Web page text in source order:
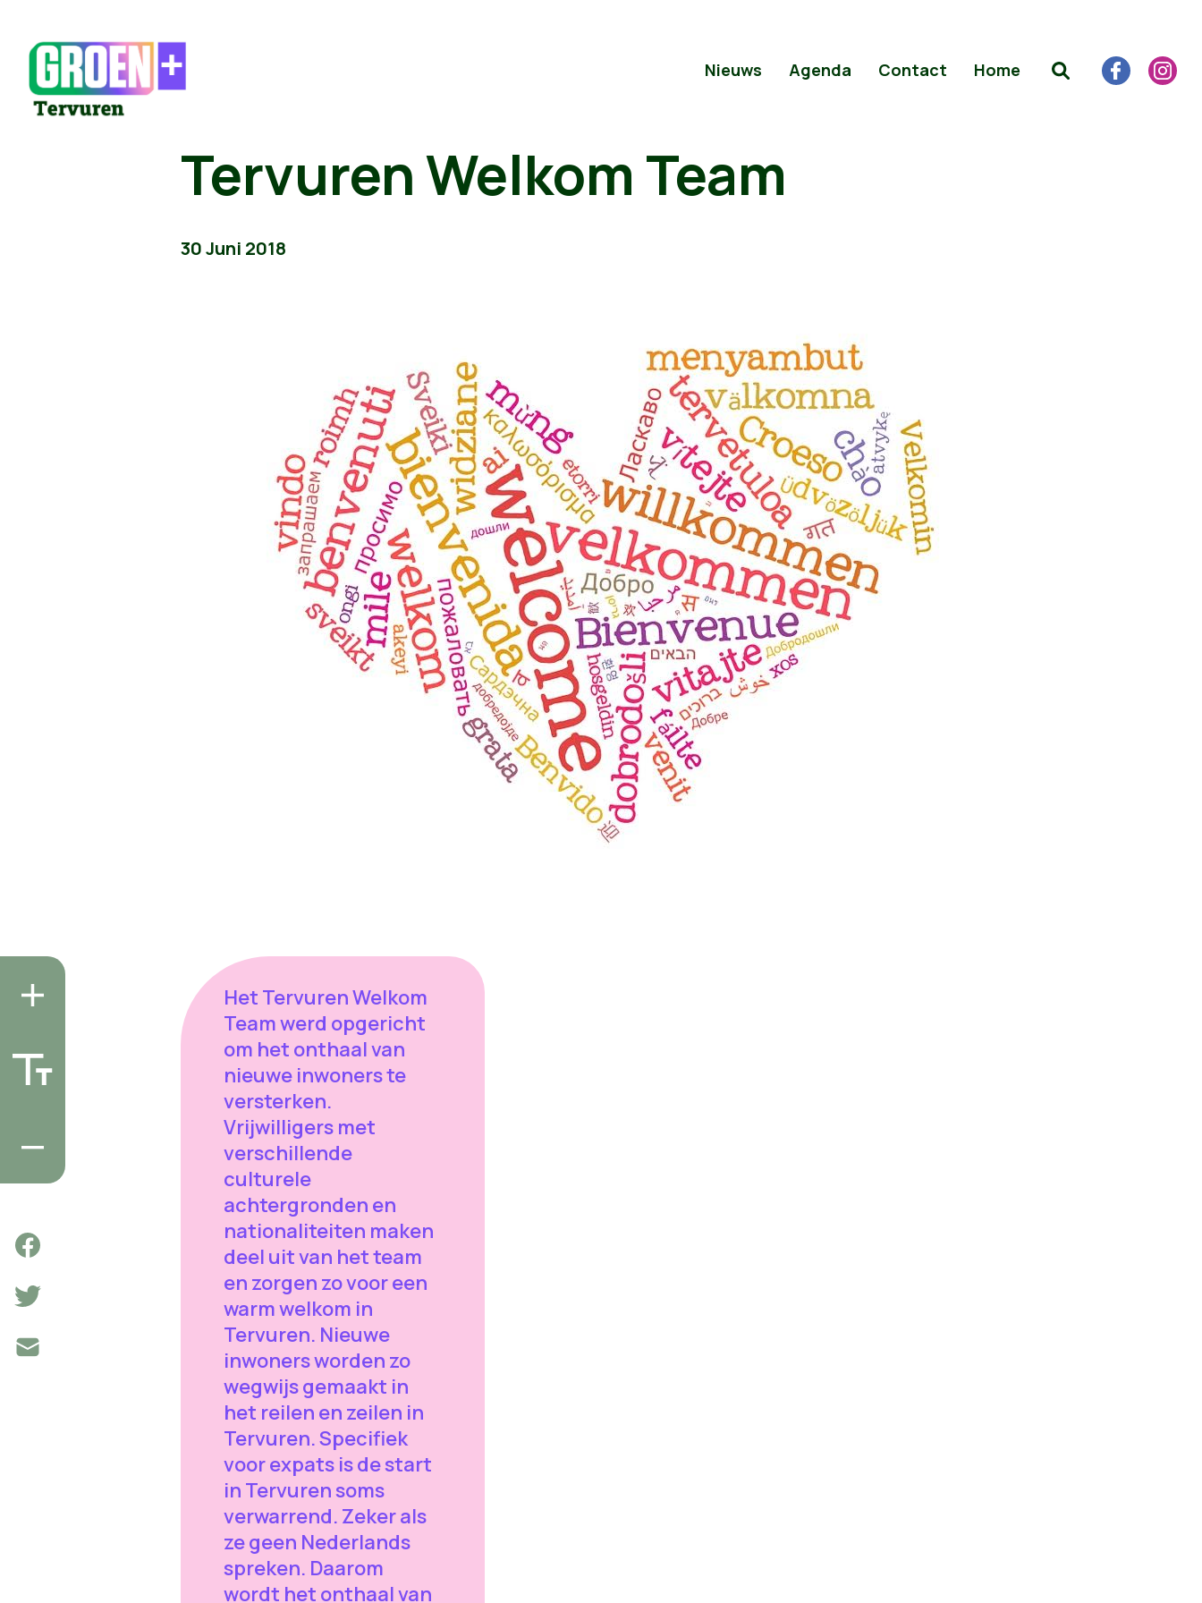
Nieuws Agenda Contact Home
Tervuren Welkom Team
30 Juni 2018
Het Tervuren Welkom
Team werd opgericht
om het onthaal van
nieuwe inwoners te
versterken.
Vrijwilligers met
verschillende
culturele
achtergronden en
nationaliteiten maken
deel uit van het team
en zorgen zo voor een
warm welkom in
Tervuren. Nieuwe
inwoners worden zo
wegwijs gemaakt in
het reilen en zeilen in
Tervuren. Specifiek
voor expats is de start
in Tervuren soms
verwarrend. Zeker als
ze geen Nederlands
spreken. Daarom
wordt het onthaal van